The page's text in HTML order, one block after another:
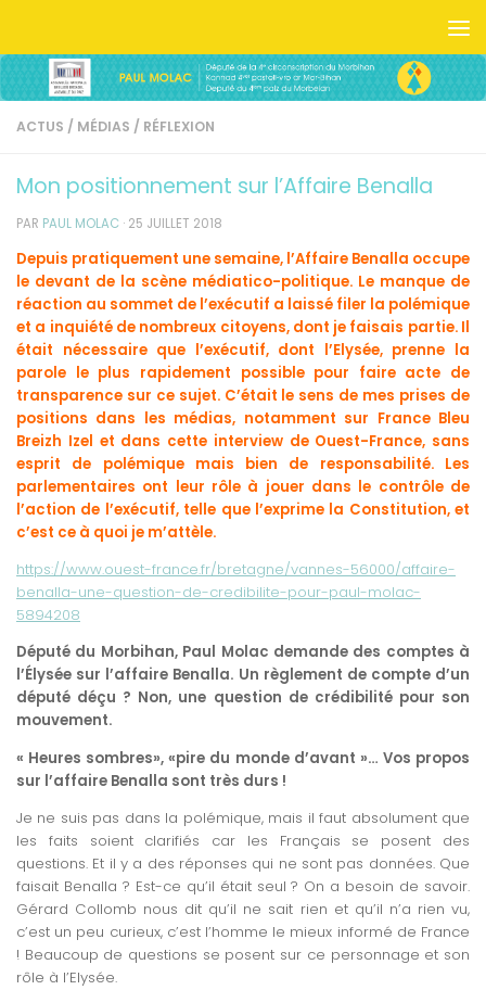
ACTUS / MÉDIAS / RÉFLEXION
Mon positionnement sur l’Affaire Benalla
PAR PAUL MOLAC · 25 JUILLET 2018
Depuis pratiquement une semaine, l’Affaire Benalla occupe
le devant de la scène médiatico-politique. Le manque de
réaction au sommet de l’exécutif a laissé filer la polémique
et a inquiété de nombreux citoyens, dont je faisais partie. Il
était nécessaire que l’exécutif, dont l’Elysée, prenne la
parole le plus rapidement possible pour faire acte de
transparence sur ce sujet. C’était le sens de mes prises de
positions dans les médias, notamment sur France Bleu
Breizh Izel et dans cette interview de Ouest-France, sans
esprit de polémique mais bien de responsabilité. Les
parlementaires ont leur rôle à jouer dans le contrôle de
l’action de l’exécutif, telle que l’exprime la Constitution, et
c’est ce à quoi je m’attèle.
https://www.ouest-france.fr/bretagne/vannes-56000/affaire-
benalla-une-question-de-credibilite-pour-paul-molac-
5894208
Député du Morbihan, Paul Molac demande des comptes à
l’Élysée sur l’affaire Benalla. Un règlement de compte d’un
député déçu ? Non, une question de crédibilité pour son
mouvement.
« Heures sombres», «pire du monde d’avant »… Vos propos
sur l’affaire Benalla sont très durs !
Je ne suis pas dans la polémique, mais il faut absolument que
les faits soient clarifiés car les Français se posent des
questions. Et il y a des réponses qui ne sont pas données. Que
faisait Benalla ? Est-ce qu’il était seul ? On a besoin de savoir.
Gérard Collomb nous dit qu’il ne sait rien et qu’il n’a rien vu,
c’est un peu curieux, c’est l’homme le mieux informé de France
! Beaucoup de questions se posent sur ce personnage et son
rôle à l’Elysée.